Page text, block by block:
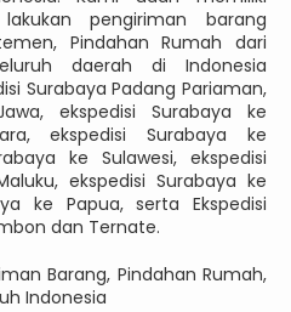
pengiriman barang
Pindahan Rumah dari
daerah di Indonesia
Surabaya Padang Pariaman,
ekspedisi Surabaya ke
ekspedisi Surabaya ke
ke Sulawesi, ekspedisi
ekspedisi Surabaya ke
ke Papua, serta Ekspedisi
dan Ternate.
Barang, Pindahan Rumah,
Indonesia